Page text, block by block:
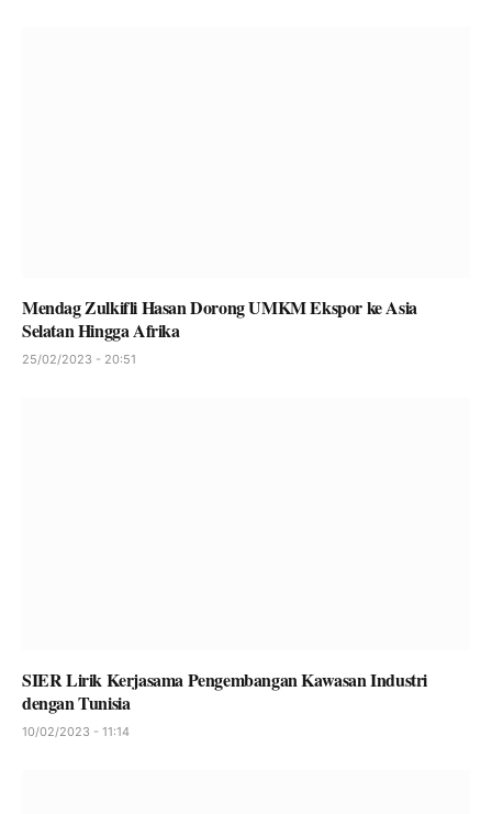
Mendag Zulkifli Hasan Dorong UMKM Ekspor ke Asia
Selatan Hingga Afrika
25/02/2023 - 20:51
SIER Lirik Kerjasama Pengembangan Kawasan Industri
dengan Tunisia
10/02/2023 - 11:14